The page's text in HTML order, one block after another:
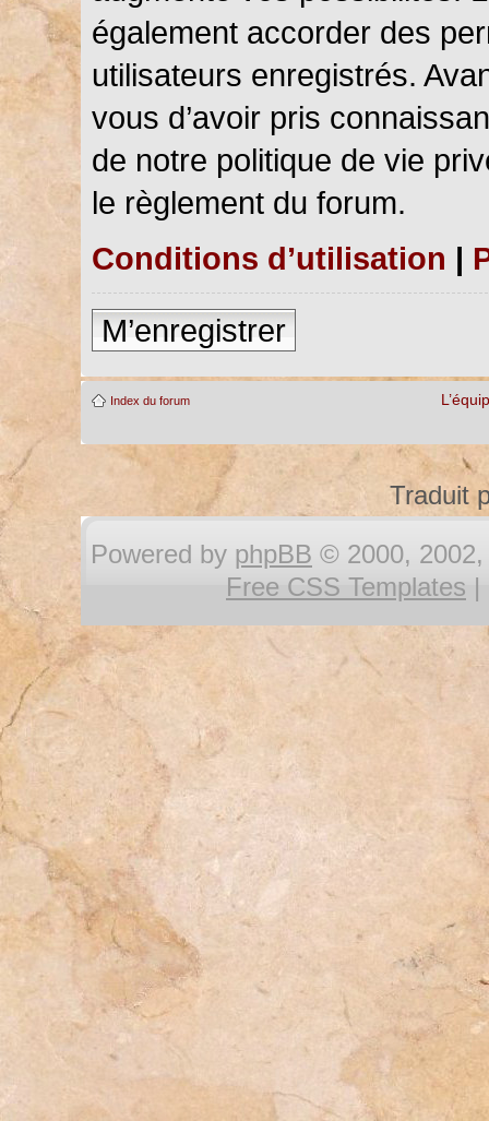
également accorder des
utilisateurs enregistrés.
vous d’avoir pris
de notre politique de vie
le règlement du forum.
Conditions d’utilisation |
M’enregistrer
Index du forum
Traduit
Powered by phpBB © 2000, 2002,
Free CSS Templates |